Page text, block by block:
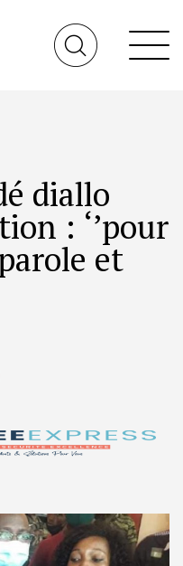
diallo
: ‘’pour
et